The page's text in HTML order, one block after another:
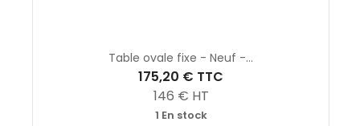
Table ovale fixe - Neuf -...
175,20 € TTC
146 € HT
1 En stock